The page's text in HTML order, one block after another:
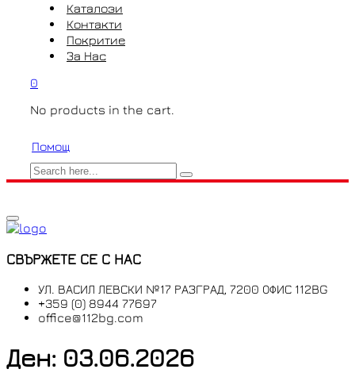
Каталози
Контакти
Покритие
За Нас
0
No products in the cart.
Помощ
СВЪРЖЕТЕ СЕ С НАС
УЛ. ВАСИЛ ЛЕВСКИ №17 РАЗГРАД, 7200 ОФИС 112BG
+359 (0) 8944 77697
office@112bg.com
Ден: 03.06.2026